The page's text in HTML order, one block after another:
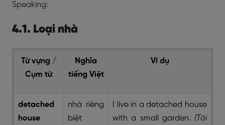
Speaking:
4.1. Loại nhà
Từ vựng /
Cụm từ
Nghĩa
tiếng Việt
Ví dụ
detached
house
nhà riêng
biệt
I live in a detached house
with a small garden. (Tôi